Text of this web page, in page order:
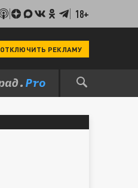
18+
ОТКЛЮЧИТЬ РЕКЛАМУ